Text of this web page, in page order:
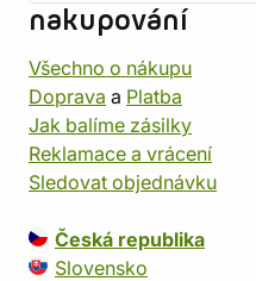
nakupování
Všechno o nákupu
Doprava a Platba
Jak balíme zásilky
Reklamace a vrácení
Sledovat objednávku
Česká republika
Slovensko